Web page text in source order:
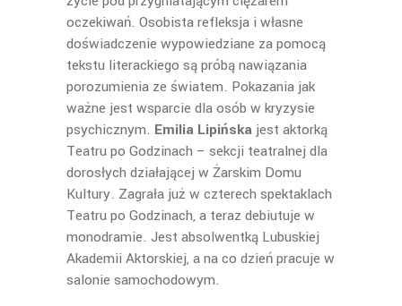
oczekiwań. Osobista refleksja i własne
doświadczenie wypowiedziane za pomocą
tekstu literackiego są próbą nawiązania
porozumienia ze światem. Pokazania jak
ważne jest wsparcie dla osób w kryzysie
psychicznym. Emilia Lipińska jest aktorką
Teatru po Godzinach – sekcji teatralnej dla
dorosłych działającej w Żarskim Domu
Kultury. Zagrała już w czterech spektaklach
Teatru po Godzinach, a teraz debiutuje w
monodramie. Jest absolwentką Lubuskiej
Akademii Aktorskiej, a na co dzień pracuje w
salonie samochodowym.